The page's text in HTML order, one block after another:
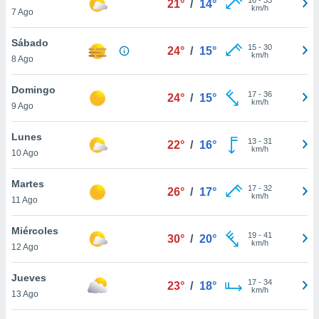
más
nuestra
y
de
disponible
cookies
aceptar
7 Ago
21° / 14°
km/h
Sábado
8 Ago
24° / 15° 15- 30
km/h
Domingo
9 Ago
24° / 15° 17- 36
km/h
Lunes
10 Ago
22° / 16° 13- 31
km/h
Martes
11 Ago
26° / 17° 17- 32
km/h
Miércoles
12 Ago
30° / 20° 19- 41
km/h
Jueves
13 Ago
23° / 18° 17- 34
km/h